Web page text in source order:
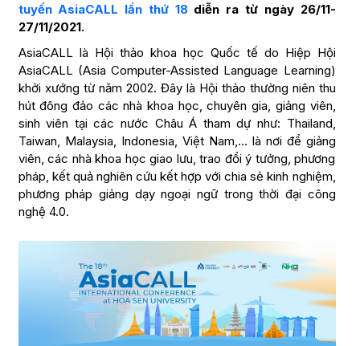
tuyến AsiaCALL lần thứ 18diễn ra từ ngày 26/11-
27/11/2021.
AsiaCALL là Hội thảo khoa học Quốc tế do Hiệp Hội
AsiaCALL (Asia Computer-Assisted Language Learning)
khởi xướng từ năm 2002. Đây là Hội thảo thường niên thu
hút đông đảo các nhà khoa học, chuyên gia, giảng viên,
sinh viên tại các nước Châu Á tham dự như: Thailand,
Taiwan, Malaysia, Indonesia, Việt Nam,… là nơi để giảng
viên, các nhà khoa học giao lưu, trao đổi ý tưởng, phương
pháp, kết quả nghiên cứu kết hợp với chia sẻ kinh nghiệm,
phương pháp giảng dạy ngoại ngữ trong thời đại công
nghệ 4.0.